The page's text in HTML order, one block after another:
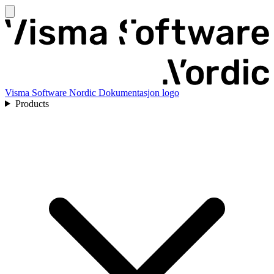
Visma Software Nordic Dokumentasjon logo
Products